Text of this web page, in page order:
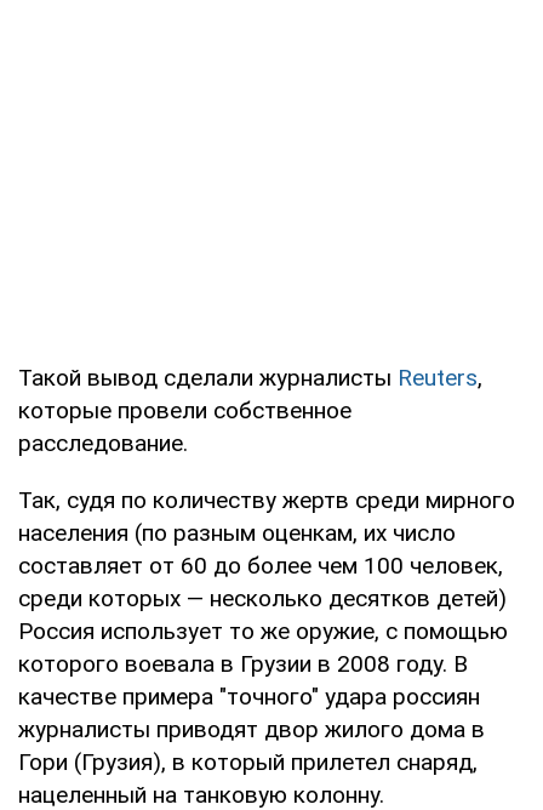
Такой вывод сделали журналисты Reuters,
которые провели собственное
расследование.
Так, судя по количеству жертв среди мирного
населения (по разным оценкам, их число
составляет от 60 до более чем 100 человек,
среди которых — несколько десятков детей)
Россия использует то же оружие, с помощью
которого воевала в Грузии в 2008 году. В
качестве примера "точного" удара россиян
журналисты приводят двор жилого дома в
Гори (Грузия), в который прилетел снаряд,
нацеленный на танковую колонну.